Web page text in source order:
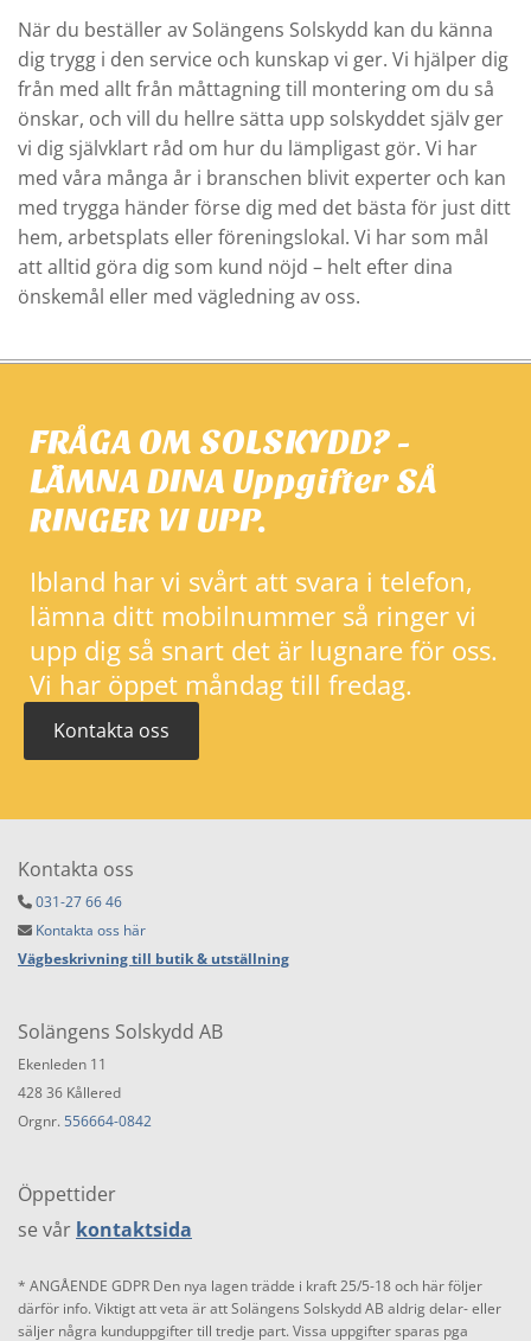
När du beställer av Solängens Solskydd kan du känna
dig trygg i den service och kunskap vi ger. Vi hjälper dig
från med allt från måttagning till montering om du så
önskar, och vill du hellre sätta upp solskyddet själv ger
vi dig självklart råd om hur du lämpligast gör. Vi har
med våra många år i branschen blivit experter och kan
med trygga händer förse dig med det bästa för just ditt
hem, arbetsplats eller föreningslokal. Vi har som mål
att alltid göra dig som kund nöjd – helt efter dina
önskemål eller med vägledning av oss.
FRÅGA OM SOLSKYDD? -
LÄMNA DINA Uppgifter SÅ
RINGER VI UPP.
Ibland har vi svårt att svara i telefon,
lämna ditt mobilnummer så ringer vi
upp dig så snart det är lugnare för oss.
Vi har öppet måndag till fredag.
Kontakta oss
Kontakta oss
 031-27 66 46
 Kontakta oss här
Vägbeskrivning till butik & utställning
Solängens Solskydd AB
Ekenleden 11
428 36 Kållered
Orgnr. 556664-0842
Öppettider
se vår kontaktsida
* ANGÅENDE GDPR Den nya lagen trädde i kraft 25/5-18 och här följer
därför info. Viktigt att veta är att Solängens Solskydd AB aldrig delar- eller
säljer några kunduppgifter till tredje part. Vissa uppgifter sparas pga